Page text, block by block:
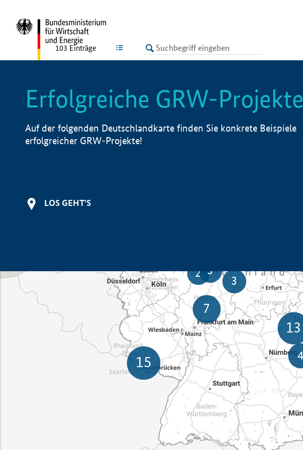
LISTE
103 Einträge
Erfolgreiche GRW-Projekte
Auf der folgenden Deutschlandkarte finden Sie konkrete Beispiele
erfolgreicher GRW-Projekte!
LOS GEHT'S